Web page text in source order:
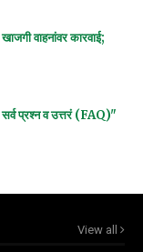
वाहनांवर कारवाई;
प्रश्न व उत्तरं (FAQ)"
View all